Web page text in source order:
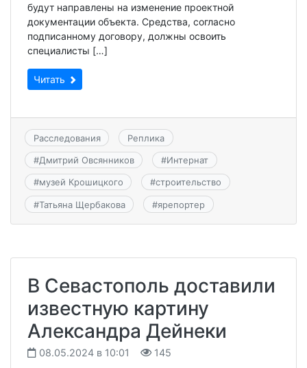
будут направлены на изменение проектной
документации объекта. Средства, согласно
подписанному договору, должны освоить
специалисты […]
Читать
Расследования Реплика
#Дмитрий Овсянников #Интернат
#музей Крошицкого #строительство
#Татьяна Щербакова #ярепортер
В Севастополь доставили
известную картину
Александра Дейнеки
08.05.2024 в 10:01 145